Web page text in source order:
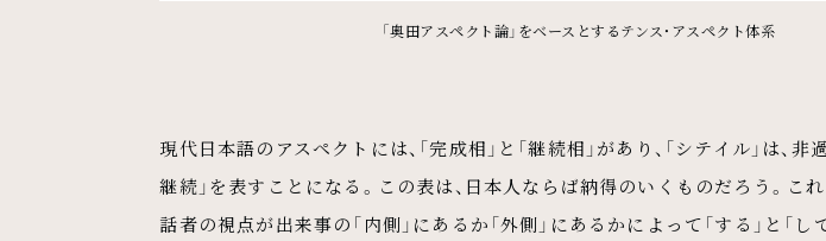
「奥田アスペクト論」をベースとするテンス・アスペクト体系
現代日本語のアスペクトには、「完成相」と「継続相」があり、「シテイル」は、
継続」を表すことになる。この表は、日本人ならば納得のいくものだろう。これ
話者の視点が出来事の「内側」にあるか「外側」にあるかによって「する」と「し